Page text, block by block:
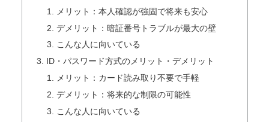
メリット：本人確認が強固で将来も安心
デメリット：暗証番号トラブルが最大の壁
こんな人に向いている
ID・パスワード方式のメリット・デメリット
メリット：カード読み取り不要で手軽
デメリット：将来的な制限の可能性
こんな人に向いている